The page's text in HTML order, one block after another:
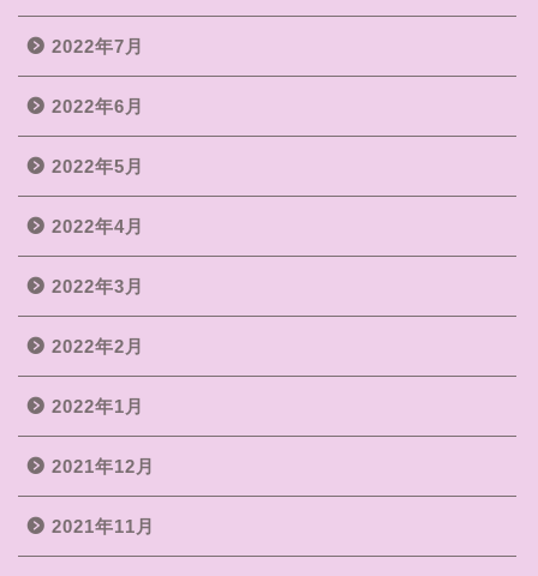
2022年7月
2022年6月
2022年5月
2022年4月
2022年3月
2022年2月
2022年1月
2021年12月
2021年11月